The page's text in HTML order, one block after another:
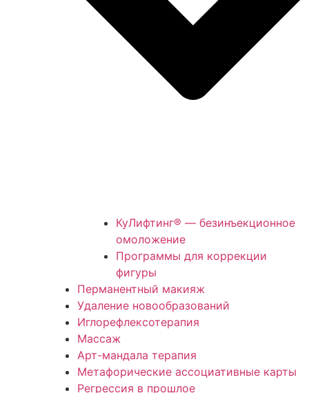
КуЛифтинг® — безинъекционное
омоложение
Программы для коррекции
фигуры
Перманентный макияж
Удаление новообразований
Иглорефлексотерапия
Массаж
Арт-мандала терапия
Метафорические ассоциативные карты
Регрессия в прошлое